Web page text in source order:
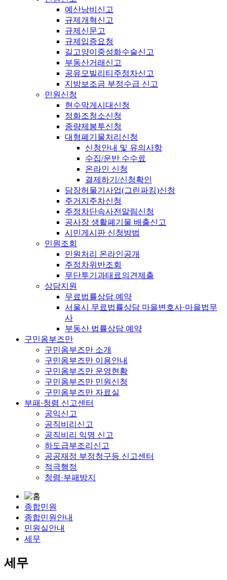
예산낭비신고
규제개혁신고
규제신문고
규제입증요청
길고양이중성화수술신고
부동산거래신고
공유모빌리티주정차신고
지방보조금 부정수급 신고
민원신청
현수막게시대신청
정화조청소신청
종량제봉투신청
대형폐기물처리신청
신청안내 및 유의사항
수집/운반 수수료
온라인 신청
결제하기/신청확인
담장허물기사업(그린파킹)신청
주거지주차신청
주정차단속사전알림신청
공사장 생활폐기물 배출신고
시민게시판 신청방법
민원조회
민원처리 온라인공개
주정차위반조회
무단투기과태료의견제출
상담지원
무료법률상담 예약
서울시 무료법률상담 마을변호사·마을법무
사
부동산 법률상담 예약
구민옴부즈만
구민옴부즈만 소개
구민옴부즈만 이용안내
구민옴부즈만 운영현황
구민옴부즈만 민원신청
구민옴부즈만 자료실
부패·청렴 신고센터
공익신고
공직비리신고
공직비리 익명 신고
하도급부조리신고
공공재정 부정청구등 신고센터
적극행정
청렴·부패방지
종합민원
종합민원안내
민원실안내
세무
세무